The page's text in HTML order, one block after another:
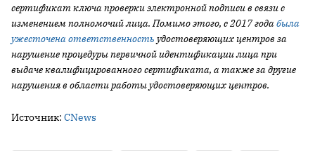
сертификат ключа проверки электронной подписи в связи с
изменением полномочий лица. Помимо этого, с 2017 годабыла
ужесточена ответственность удостоверяющих центров за
нарушение процедуры первичной идентификации лица при
выдаче квалифицированного сертификата, а также за другие
нарушения в области работы удостоверяющих центров.
Источник: CNews